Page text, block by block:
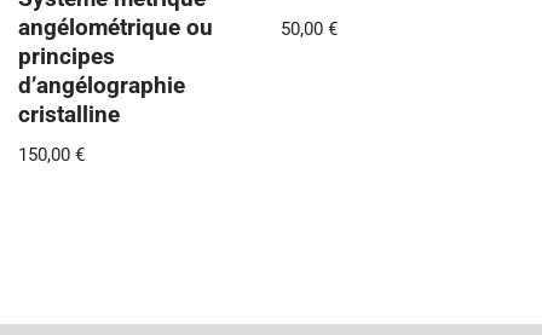
angélométrique ou
principes
d’angélographie
cristalline
150,00 €
50,00€